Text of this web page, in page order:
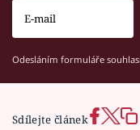
Odesláním formuláře
Sdílejte článek